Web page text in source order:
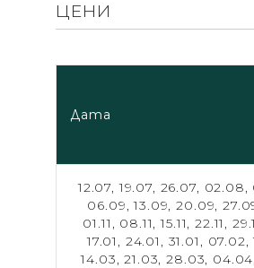
ЦЕНИ
Дата
12.07,19.07, 26.07, 02.08,
06.09,13.09,20.09,
01.11, 08.11,15.11,22.11,
17.01, 24.01, 31.01, 07.02,
14.03,21.03,28.03,